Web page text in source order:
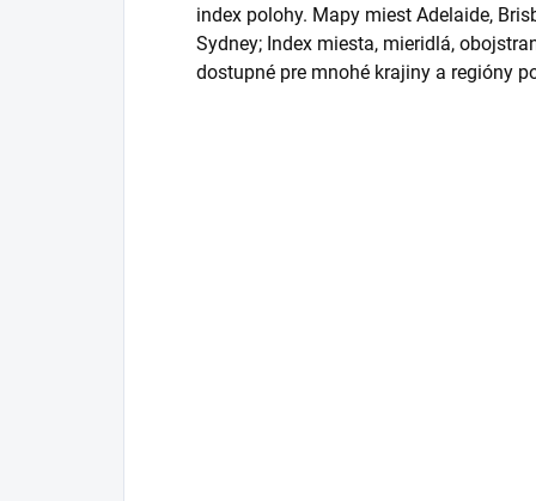
index polohy. Mapy miest Adelaide,
Sydney; Index miesta, mieridlá,
dostupné pre mnohé krajiny a regióny